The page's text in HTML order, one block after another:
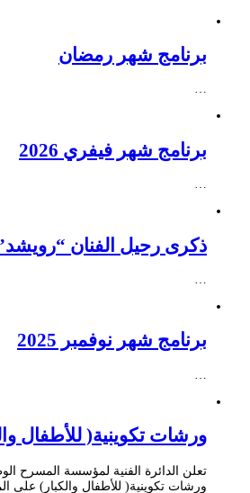
برنامج شهر رمضان
…
برنامج شهر فيفري 2026
…
ذكرى رحيل الفنان
…
برنامج شهر نوفمبر 2025
ورشات تكوينية( للأطفال
تعلن الدائرة الفنية لمؤسسة المسرح
ورشات تكوينية( للأطفال والكبار) على